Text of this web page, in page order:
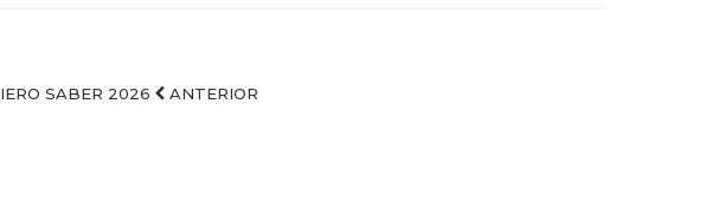
SABER 2026 ANTERIOR